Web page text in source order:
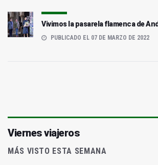
Vivimos la pasarela flamenca de
PUBLICADO EL 07 DE MARZO DE 2022
Viernes viajeros
MÁS VISTO ESTA SEMANA